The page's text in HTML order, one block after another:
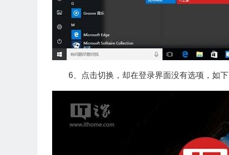
6、点击切换，却在登录界面没有选项，如